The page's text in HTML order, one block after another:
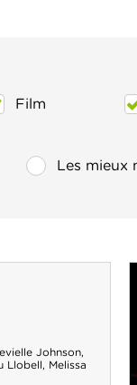
Film
Les mieux
Johnson,
Llobell, Melissa